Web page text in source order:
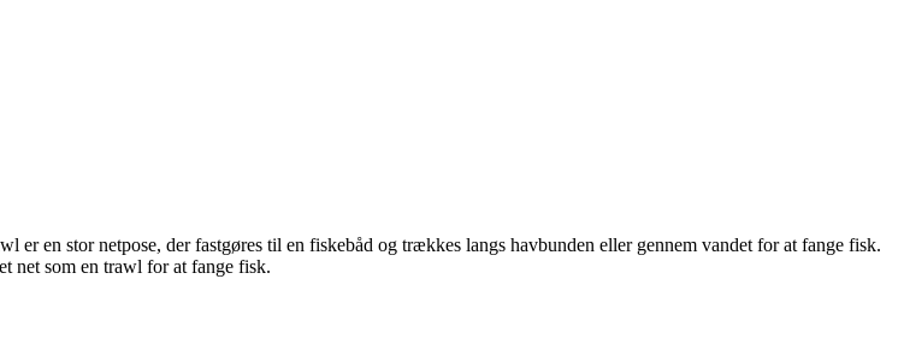
en stor netpose, der fastgøres til en fiskebåd og trækkes langs havbunden eller gennem vandet for at fange fisk.
net som en trawl for at fange fisk.